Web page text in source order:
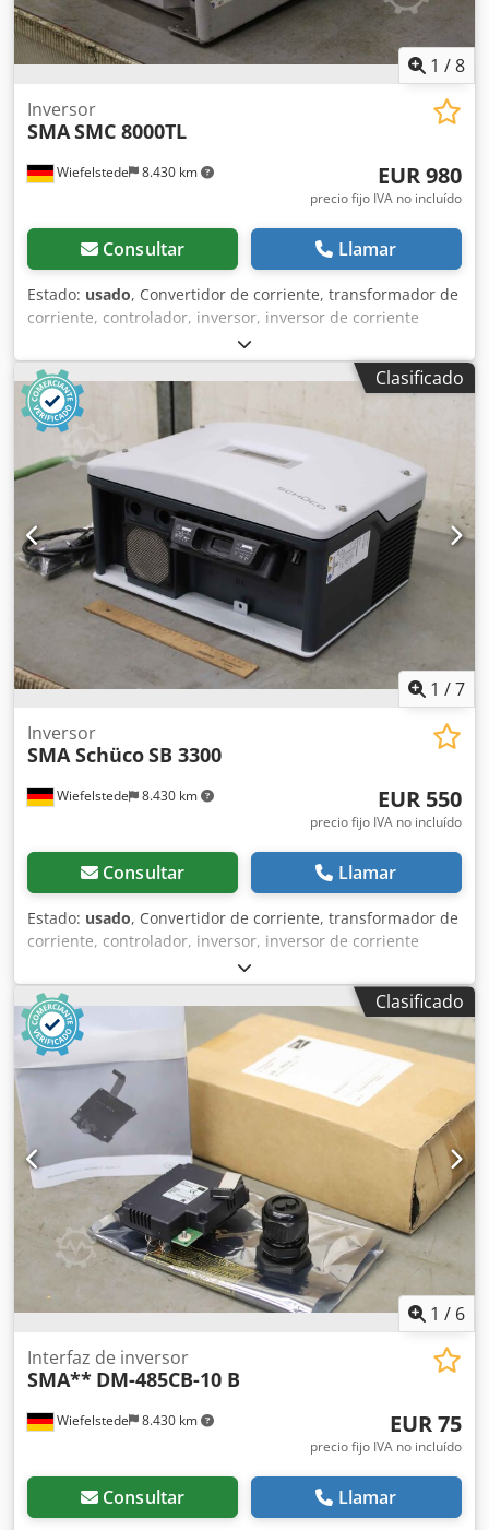
1 /8
Wiefelstede 8.430 km
Inversor
SMASMC 8000TL
EUR 980
precio fijo IVA no incluído
Consultar Llamar
Estado: usado, Convertidor de corriente, transformador de
corriente, controlador, inversor, inversor de corriente
alterna, inversor de energía solar -SMA: Inversor
fotovoltaico SUNNY MINI CENTRAL Dodpfxjfdxqpe Adrjwa -
Potencia nominal de salida (PAC): 8000 W -Dimensiones:
610/480/A250 mm -Peso: 21 kg
Clasificado
1 /7
Wiefelstede 8.430 km
Inversor
SMA SchücoSB 3300
EUR 550
precio fijo IVA no incluído
Consultar Llamar
Estado: usado, Convertidor de corriente, transformador de
corriente, controlador, inversor, inversor de corriente
alterna, inversor de corriente solar -Fabricante: SMA
Schüco, inversor fotovoltaico Sunny Boy -Tipo: SB 3300 -
Potencia nominal de salida (PAC): 3300 W -Dimensiones:
440/360/240 mm Djdpfxsin Rnxe Adrowa -Peso: 42 kg
Clasificado
1 / 6
Wiefelstede 8.430 km
Interfaz de inversor
SMA** DM-485CB-10 B
EUR 75
precio fijo IVA no incluído
Consultar Llamar